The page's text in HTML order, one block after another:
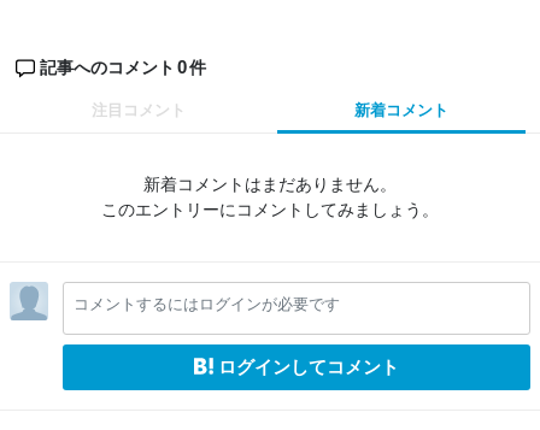
記事へのコメント 0件
注目コメント 新着コメント
新着コメントはまだありません。
このエントリーにコメントしてみましょう。
コメントするにはログインが必要です
ログインしてコメント